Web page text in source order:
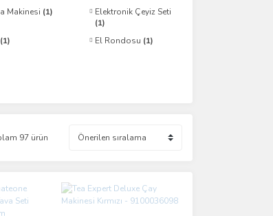
Makinesi (1)
Elektronik Çeyiz Seti
(1)
(1) El Rondosu (1)
97 ürün